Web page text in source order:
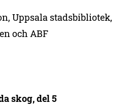
Uppsala stadsbibliotek,
och ABF
skog, del 5